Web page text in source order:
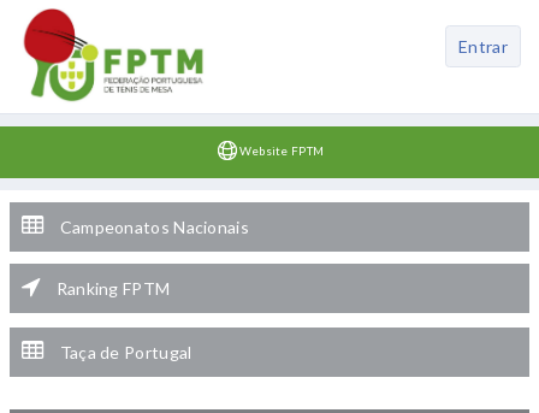
Website FPTM
Entrar
Campeonatos Nacionais
Ranking FPTM
Taça de Portugal